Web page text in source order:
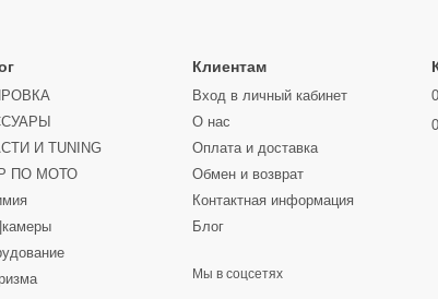
И ТUNING
ПО МОТО
Клиентам
Вход в личный кабинет
О нас
Оплата и доставка
Обмен и возврат
Контактная информация
Блог
Мы в соцсетях